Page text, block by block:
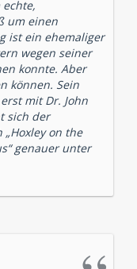
um einen
ist ein ehemaliger
wegen seiner
konnte. Aber
können. Sein
mit Dr. John
sich der
on the
genauer unter